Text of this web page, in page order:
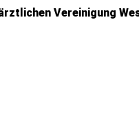
Vereinigung